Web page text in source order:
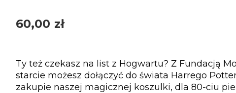
60,00 zł
Ty też czekasz na list z Hogwartu? Z Fundacją
starcie możesz dołączyć do świata Harrego
zakupie naszej magicznej koszulki, dla 80-ciu